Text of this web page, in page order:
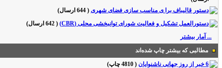
دستور قالیباف برا ی مناسب سازی فضای شهری (644 ارسال
)
دستورالعمل تشکیل و فعالیت شورای توانبخشی محلی (CBR)
(642 ارسال
)
... آمار بیشتر
مطالبی که بیشتر چاپ شده‌اند
6 خبر از روز جهانی ناشنوایان
(4810 چاپ
)